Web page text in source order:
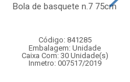
Bola de basquete n.7 75cm
Código: 841285
Embalagem: Unidade
Caixa Com: 30 Unidade(s)
Inmetro: 007517/2019